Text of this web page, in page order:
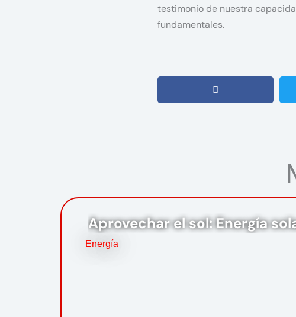
testimonio de nuestra
fundamentales.
Aprovechar el sol: Energía
Energía